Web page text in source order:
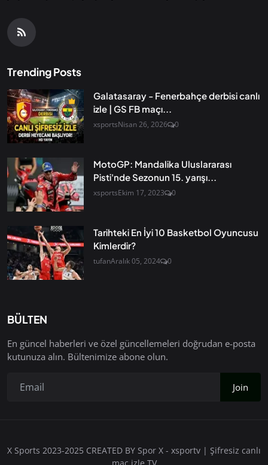
Trending Posts
Galatasaray - Fenerbahçe derbisi canlı
izle | GS FB maçı...
xsportsNisan 26, 2026 0
MotoGP: Mandalika Uluslararası
Pisti'nde Sezonun 15. yarışı...
xsportsEkim 17, 2023 0
Tarihteki En İyi 10 Basketbol Oyuncusu
Kimlerdir?
tufanAralık 05, 2024 0
BÜLTEN
En güncel haberleri ve özel güncellemeleri doğrudan e-posta
kutunuza alın. Bültenimize abone olun.
Join
X Sports 2023-2025 CREATED BY Spor X - xsportv | Şifresiz canlı
maç izle TV